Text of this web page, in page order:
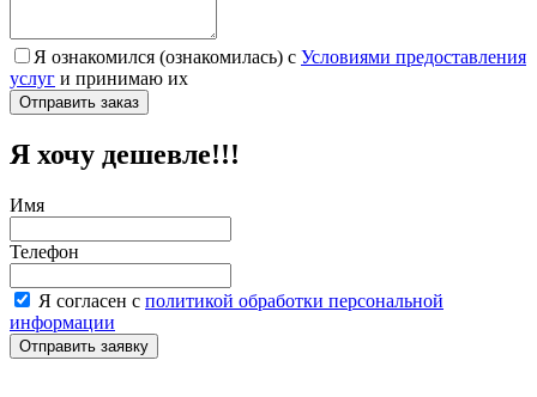
Я ознакомился (ознакомилась) с Условиями предоставления
услуг и принимаю их
Я хочу дешевле!!!
Имя
Телефон
Я согласен с политикой обработки персональной
информации